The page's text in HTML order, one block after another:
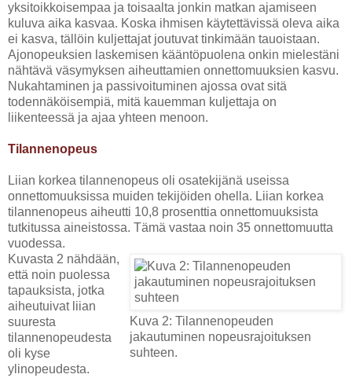
yksitoikkoisempaa ja toisaalta jonkin matkan ajamiseen
kuluva aika kasvaa. Koska ihmisen käytettävissä oleva aika
ei kasva, tällöin kuljettajat joutuvat tinkimään tauoistaan.
Ajonopeuksien laskemisen kääntöpuolena onkin mielestäni
nähtävä väsymyksen aiheuttamien onnettomuuksien kasvu.
Nukahtaminen ja passivoituminen ajossa ovat sitä
todennäköisempiä, mitä kauemman kuljettaja on
liikenteessä ja ajaa yhteen menoon.
Tilannenopeus
Liian korkea tilannenopeus oli osatekijänä useissa
onnettomuuksissa muiden tekijöiden ohella. Liian korkea
tilannenopeus aiheutti 10,8 prosenttia onnettomuuksista
tutkitussa aineistossa. Tämä vastaa noin 35 onnettomuutta
vuodessa.
Kuva 2: Tilannenopeuden
jakautuminen nopeusrajoituksen
suhteen.
Kuvasta 2 nähdään,
että noin puolessa
tapauksista, jotka
aiheutuivat liian
suuresta
tilannenopeudesta
oli kyse
ylinopeudesta.